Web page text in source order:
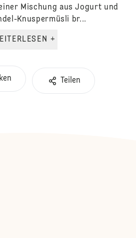
Mischung aus Jogurt und
Knuspermüsli br...
WEITERLESEN +
Teilen